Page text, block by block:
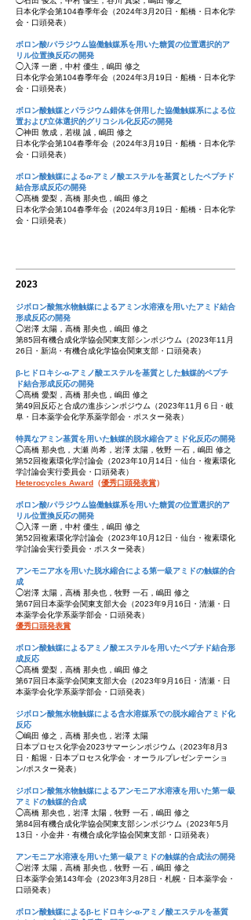
日本化学会第104春季年会 （2024年3 月20日・船橋 ・日本化学
会・口頭発表）
ボロン酸/パラジウム協働触媒系を用いた糖質の位置選択的ア
リル位置換反応の開発
◯入澤 一磨，中村 優生，嶋田 修之
日本化学会第104春季年会 （2024年3 月19日・船橋 ・日本化学
会・口頭発表）
ボロン酸触媒とパラジウム錯体を併用した協働触媒系による位
置および立体選択的グリコシル化反応の開発
◯神田 敦成，若槻 誠，嶋田 修之
日本化学会第104春季年会 （2024年3 月19日・船橋 ・日本化学
会・口頭発表）
ボロン酸触媒によるα-アミノ酸エステルを基質としたペプチド
結合形成反応の開発
◯髙橋 愛梨，高橋 那央也，嶋田 修之
日本化学会第104春季年会 （2024年3 月19日・船橋 ・日本化学
会・口頭発表）
2023
ジボロン酸無水物触媒によるアミン水溶液を用いたアミド結合
形成反応の開発
◯岩澤 太陽，高橋 那央也，嶋田 修之
第85回有機合成化学協会関東支部シンポジウム（2023年11月
26日・新潟・有機合成化学協会関東支部・口頭発表）
β-ヒドロキシ-α-アミノ酸エステルを基質とした触媒的ペプチ
ド結合形成反応の開発
◯髙橋 愛梨，高橋 那央也，嶋田 修之
第49回反応と合成の進歩シンポジウム（2023年11月６日・岐
阜・日本薬学会化学系薬学部会・ポスター発表）
特異なアミン基質を用いた触媒的脱水縮合アミド化反応の開発
◯高橋 那央也，大瀬 尚希，岩澤 太陽，牧野 一石，嶋田 修之
第52回複素環化学討論会（2023年10月14日・仙台・複素環化
学討論会実行委員会・口頭発表）
Heterocycles Award （優秀口頭発表賞）
ボロン酸/パラジウム協働触媒系を用いた糖質の位置選択的ア
リル位置換反応の開発
◯入澤 一磨，中村 優生，嶋田 修之
第52回複素環化学討論会（2023年10月12日・仙台・複素環化
学討論会実行委員会・ポスター発表）
アンモニア水を用いた脱水縮合による第一級アミドの触媒的合
成
◯岩澤 太陽，高橋 那央也，牧野 一石，嶋田 修之
第67回日本薬学会関東支部大会（2023年9月16日・清瀬・日
本薬学会化学系薬学部会・口頭発表）
優秀口頭発表賞
ボロン酸触媒によるアミノ酸エステルを用いたペプチド結合形
成反応
◯髙橋 愛梨，高橋 那央也，嶋田 修之
第67回日本薬学会関東支部大会（2023年9月16日・清瀬・日
本薬学会化学系薬学部会・口頭発表）
ジボロン酸無水物触媒による含水溶媒系での脱水縮合アミド化
反応
◯嶋田 修之，高橋 那央也，岩澤 太陽
日本プロセス化学会2023サマーシンポジウム（2023年8月3
日・船堀・日本プロセス化学会・オーラルプレゼンテーショ
ン/ポスター発表）
ジボロン酸無水物触媒によるアンモニア水溶液を用いた第一級
アミドの触媒的合成
◯高橋 那央也，岩澤 太陽，牧野 一石，嶋田 修之
第84回有機合成化学協会関東支部シンポジウム（2023年5月
13日・小金井・有機合成化学協会関東支部・口頭発表）
アンモニア水溶液を用いた第一級アミドの触媒的合成法の開発
◯岩澤 太陽，高橋 那央也，牧野 一石，嶋田 修之
日本薬学会第143年会（2023年3月28日・札幌・日本薬学会・
口頭発表）
ボロン酸触媒によるβ-ヒドロキシ-α-アミノ酸エステルを基質